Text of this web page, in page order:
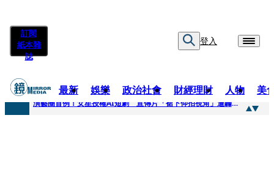
訂閱
紙本雜
誌
登入
最新 娛樂 政治社會 財經理財 人物 美
快訊
演藝圈首例！女星授權AI短劇 宣傳片「裙下仰拍視角」遭轟擦邊：自降身價